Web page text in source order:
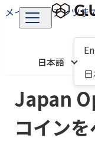
メインコンテンツま
日本語
Japan
コイン